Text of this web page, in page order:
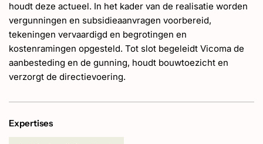
houdt deze actueel. In het kader van de realisatie worden
vergunningen en subsidieaanvragen voorbereid,
tekeningen vervaardigd en begrotingen en
kostenramingen opgesteld. Tot slot begeleidt Vicoma de
aanbesteding en de gunning, houdt bouwtoezicht en
verzorgt de directievoering.
Expertises